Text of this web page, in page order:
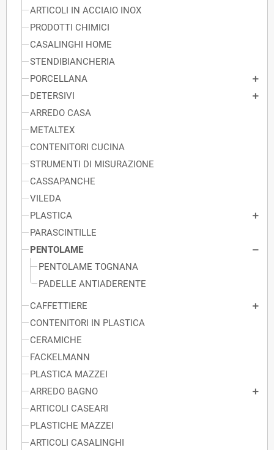
ARTICOLI IN ACCIAIO INOX
PRODOTTI CHIMICI
CASALINGHI HOME
STENDIBIANCHERIA
PORCELLANA
DETERSIVI
ARREDO CASA
METALTEX
CONTENITORI CUCINA
STRUMENTI DI MISURAZIONE
CASSAPANCHE
VILEDA
PLASTICA
PARASCINTILLE
PENTOLAME
PENTOLAME TOGNANA
PADELLE ANTIADERENTE
CAFFETTIERE
CONTENITORI IN PLASTICA
CERAMICHE
FACKELMANN
PLASTICA MAZZEI
ARREDO BAGNO
ARTICOLI CASEARI
PLASTICHE MAZZEI
ARTICOLI CASALINGHI